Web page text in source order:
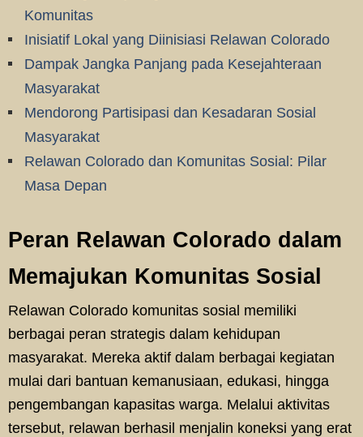
Komunitas
Inisiatif Lokal yang Diinisiasi Relawan Colorado
Dampak Jangka Panjang pada Kesejahteraan
Masyarakat
Mendorong Partisipasi dan Kesadaran Sosial
Masyarakat
Relawan Colorado dan Komunitas Sosial: Pilar
Masa Depan
Peran Relawan Colorado dalam
Memajukan Komunitas Sosial
Relawan Colorado komunitas sosial memiliki
berbagai peran strategis dalam kehidupan
masyarakat. Mereka aktif dalam berbagai kegiatan
mulai dari bantuan kemanusiaan, edukasi, hingga
pengembangan kapasitas warga. Melalui aktivitas
tersebut, relawan berhasil menjalin koneksi yang erat